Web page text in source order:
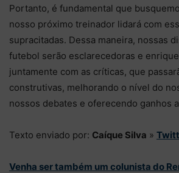
Portanto, é fundamental que
nosso próximo treinador lidará com
supracitadas. Dessa maneira, nossas
futebol serão esclarecedoras e
juntamente com as críticas, que
construtivas, melhorando o nível do
nossos debates e oferecendo ganhos
Texto enviado por: Caíque Silva »
Venha ser também um colunista do